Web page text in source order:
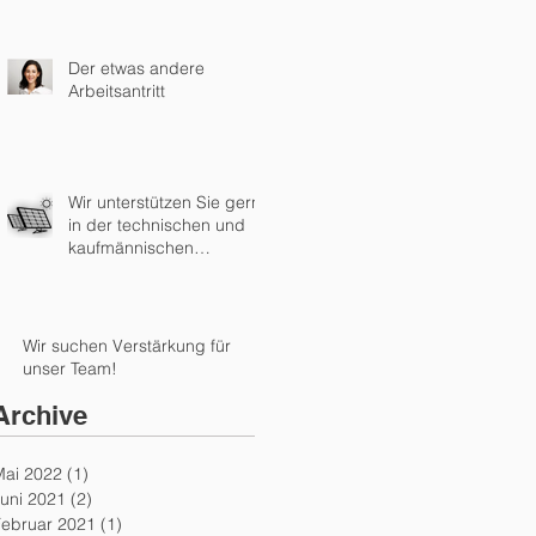
Der etwas andere
Arbeitsantritt
Wir unterstützen Sie gern
in der technischen und
kaufmännischen
Wir suchen Verstärkung für
unser Team!
2022 (1)
2021 (2)
2021 (1)